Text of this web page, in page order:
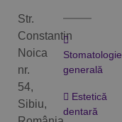
Str.
Constantin
Noica
nr.
54,
Sibiu,
Stomatologie
generală
Estetică
dentară